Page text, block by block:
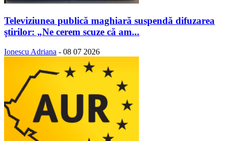
Televiziunea publică maghiară suspendă difuzarea
ştirilor: „Ne cerem scuze că am...
Ionescu Adriana - 08 07 2026